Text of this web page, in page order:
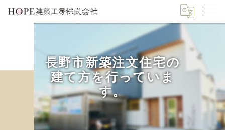
長野市新築注文住宅の
建て方を行っていま
す。